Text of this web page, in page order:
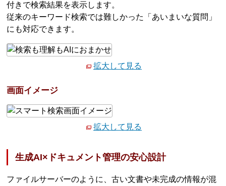
付きで検索結果を表示します。
従来のキーワード検索では難しかった「あいまいな質問」
にも対応できます。
拡大して見る
画面イメージ
拡大して見る
生成AI×ドキュメント管理の安心設計
ファイルサーバーのように、古い文書や未完成の情報が混